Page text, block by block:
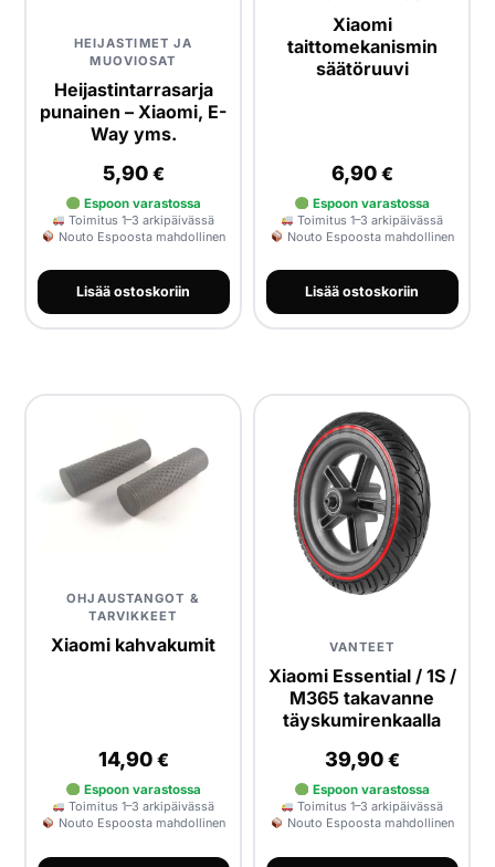
HEIJASTIMET JA
MUOVIOSAT
Heijastintarrasarja
punainen – Xiaomi, E-
Way yms.
5,90 €
Espoon varastossa
Toimitus 1–3 arkipäivässä
Nouto Espoosta mahdollinen
Lisää ostoskoriin
Xiaomi
taittomekanismin
säätöruuvi
6,90 €
Espoon varastossa
Toimitus 1–3 arkipäivässä
Nouto Espoosta mahdollinen
Lisää ostoskoriin
OHJAUSTANGOT &
TARVIKKEET
Xiaomi kahvakumit
14,90 €
Espoon varastossa
Toimitus 1–3 arkipäivässä
Nouto Espoosta mahdollinen
VANTEET
Xiaomi Essential / 1S /
M365 takavanne
täyskumirenkaalla
39,90 €
Espoon varastossa
Toimitus 1–3 arkipäivässä
Nouto Espoosta mahdollinen